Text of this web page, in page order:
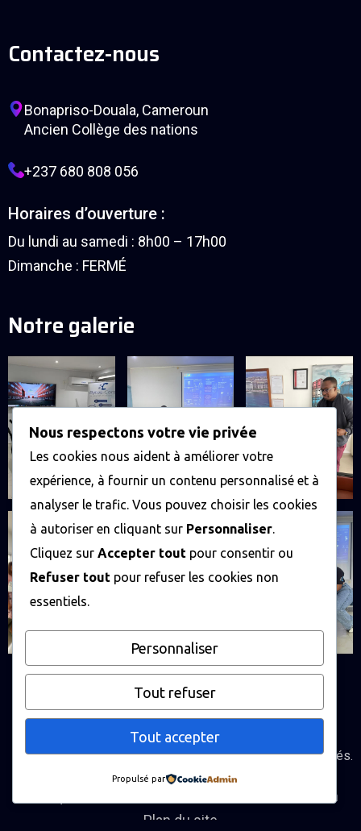
Contactez-nous
Bonapriso-Douala, Cameroun
Ancien Collège des nations
+237 680 808 056
Horaires d’ouverture :
Du lundi au samedi : 8h00 – 17h00
Dimanche : FERMÉ
Notre galerie
© 2025Bytes-corpTous droits réservés.
Conditions d'utilisation
Plan du site
Nous respectons votre vie privée
Les cookies nous aident à améliorer votre
expérience, à fournir un contenu personnalisé et à
analyser le trafic. Vous pouvez choisir les cookies
à autoriser en cliquant sur Personnaliser.
Cliquez sur Accepter tout pour consentir ou
Refuser tout pour refuser les cookies non
essentiels.
Personnaliser
Tout refuser
Tout accepter
Propulsé par